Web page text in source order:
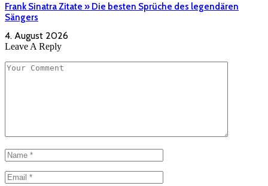
Frank Sinatra Zitate » Die besten Sprüche des legendären
Sängers
4. August 2026
Leave A Reply